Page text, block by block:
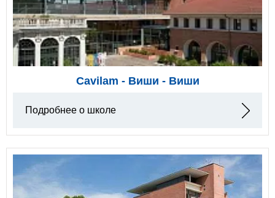
Cavilam - Виши - Виши
Подробнее о школе